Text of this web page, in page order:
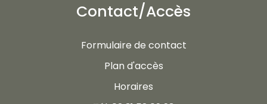
Contact/Accès
Formulaire de contact
Plan d'accès
Horaires